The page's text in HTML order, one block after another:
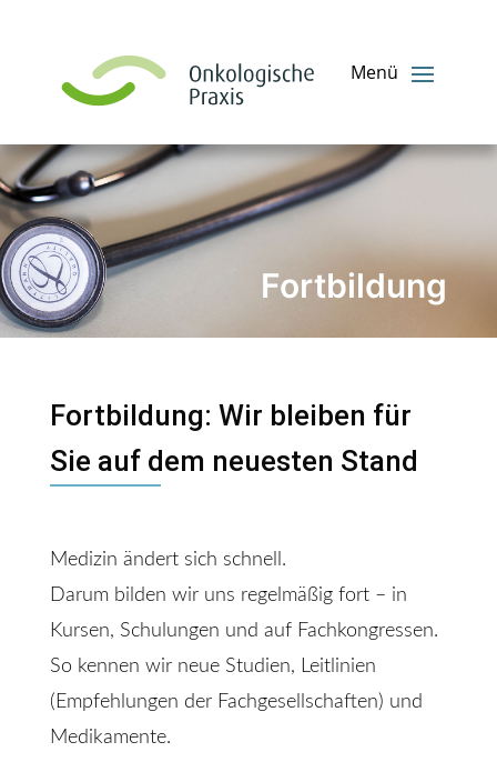
Fortbildung
Fortbildung: Wir bleiben für
Sie auf dem neuesten Stand
Medizin ändert sich schnell.
Darum bilden wir uns regelmäßig fort – in
Kursen, Schulungen und auf Fachkongressen.
So kennen wir neue Studien, Leitlinien
(Empfehlungen der Fachgesellschaften) und
Medikamente.